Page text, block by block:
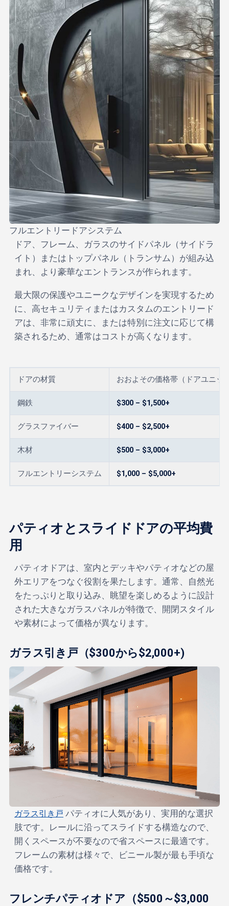
フルエントリードアシステム
ドア、フレーム、ガラスのサイドパネル（サイドラ
イト）またはトップパネル（トランサム）が組み込
まれ、より豪華なエントランスが作られます。
最大限の保護やユニークなデザインを実現するため
に、高セキュリティまたはカスタムのエントリード
アは、非常に頑丈に、または特別に注文に応じて構
築されるため、通常はコストが高くなります。
ドアの材質 おおよその価格帯（ドアユニッ
鋼鉄 $300 – $1,500+
グラスファイバー $400 – $2,500+
木材 $500 – $3,000+
フルエントリーシステム $1,000 – $5,000+
パティオとスライドドアの平均費
用
パティオドアは、室内とデッキやパティオなどの屋
外エリアをつなぐ役割を果たします。通常、自然光
をたっぷりと取り込み、眺望を楽しめるように設計
された大きなガラスパネルが特徴で、開閉スタイル
や素材によって価格が異なります。
ガラス引き戸（$300から$2,000+)
ガラス引き戸 パティオに人気があり、実用的な選択
肢です。レールに沿ってスライドする構造なので、
開くスペースが不要なので省スペースに最適です。
フレームの素材は様々で、ビニール製が最も手頃な
価格です。
フレンチパティオドア（$500～$3,000